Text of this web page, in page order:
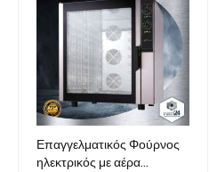
Επαγγελματικός Φούρνος
ηλεκτρικός με αέρα